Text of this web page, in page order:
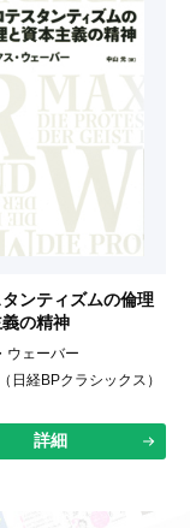
ンティズムの倫理
の精神
ウェーバー
日経BPクラシックス）
詳細